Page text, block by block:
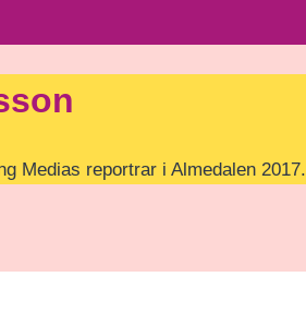
Medias reportrar i Almedalen 2017.